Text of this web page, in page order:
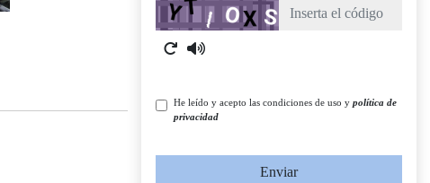
Captcha
He leído y acepto las condiciones de uso y política de
privacidad
Enviar